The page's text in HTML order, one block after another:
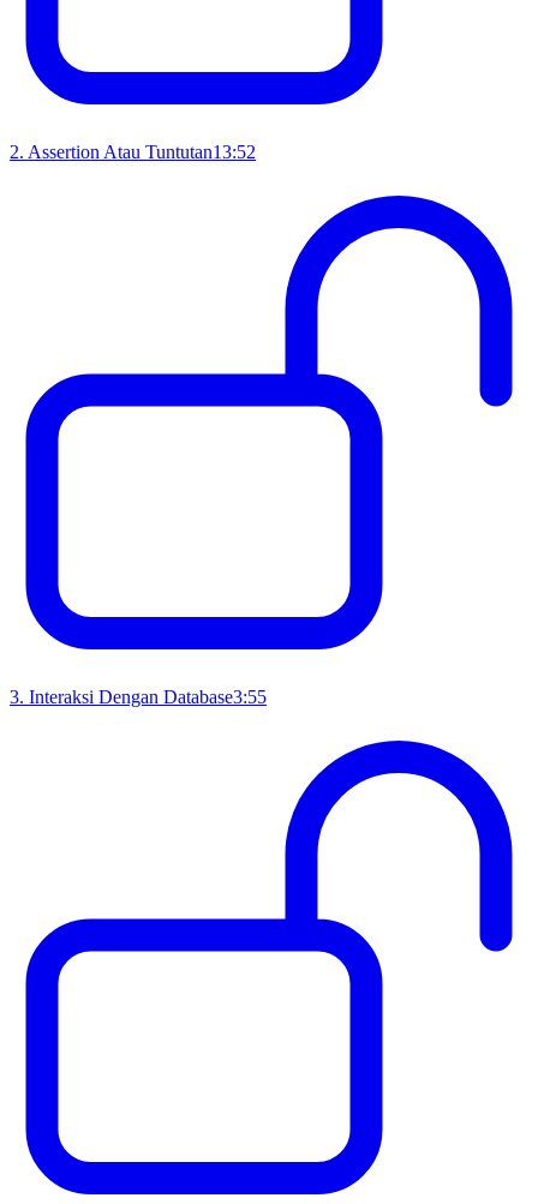
2. Assertion Atau Tuntutan13:52
3. Interaksi Dengan Database3:55